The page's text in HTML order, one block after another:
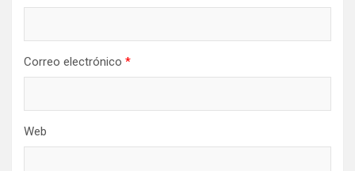
Correo electrónico *
Web